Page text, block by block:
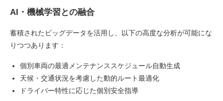
AI・機械学習との融合
蓄積されたビッグデータを活用し、以下の高度な分析が可能にな
りつつあります：
個別車両の最適メンテナンススケジュール自動生成
天候・交通状況を考慮した動的ルート最適化
ドライバー特性に応じた個別安全指導